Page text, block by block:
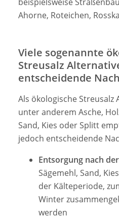
Ahorne, Roteichen,
Viele sogenannte
Streusalz
entscheidende
Als ökologische Streusalz
unter anderem Asche,
Sand, Kies oder Splitt
jedoch entscheidende
Entsorgung nach
Sägemehl, Sand,
der Kälteperiode,
Winter
werden